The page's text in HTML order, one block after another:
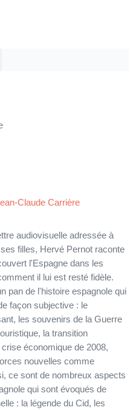
Claude Carrière
audiovisuelle adressée à
filles, Hervé Pernot raconte
l'Espagne dans les
il lui est resté fidèle.
pan de l'histoire espagnole qui
façon subjective : le
les souvenirs de la Guerre
la transition
économique de 2008,
nouvelles comme
ce sont de nombreux aspects
qui sont évoqués de
: la légende du Cid, les